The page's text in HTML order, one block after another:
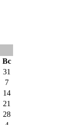
Вс
31
7
14
21
28